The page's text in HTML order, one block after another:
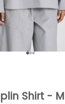
Gå til
Gå til
Gå til
Shirt -